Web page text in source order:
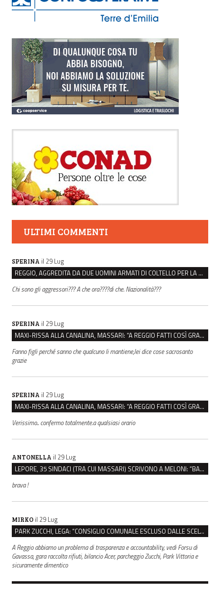
ULTIMI COMMENTI
SPERINA il 29 Lug
REGGIO, AGGREDITA DA DUE UOMINI ARMATI DI COLTELLO PER LA BORSA: LEI REAGISCE E LI FA SCAPPARE
Chi sono gli aggressori??? A che ora????di che. Nazionalità???
SPERINA il 29 Lug
MAXI-RISSA ALLA CANALINA, MASSARI: “A REGGIO FATTI COSÌ GRAVI NON DEVONO TROVARE SPAZIO”
Fanno figli perché sanno che qualcuno li mantiene,lei dice cose sacrosanto
grazie
SPERINA il 29 Lug
MAXI-RISSA ALLA CANALINA, MASSARI: “A REGGIO FATTI COSÌ GRAVI NON DEVONO TROVARE SPAZIO”
Verissimo.. confermo totalmente.a qualsiasi orario
ANTONELLA il 29 Lug
LEPORE, 35 SINDACI (TRA CUI MASSARI) SCRIVONO A MELONI: “BASTA ATTACCHI ISTITUZIONALI”
brava !
MIRKO il 29 Lug
PARK ZUCCHI, LEGA: “CONSIGLIO COMUNALE ESCLUSO DALLE SCELTE, PRETENDIAMO TUTTI GLI ATTI”
A Reggio abbiamo un problema di trasparenza e accountability, vedi Forsu di
Gavassa, gara raccolta rifiuti, bilancio Acer, parcheggio Zucchi, Park Vittoria e
sicuramente dimentico